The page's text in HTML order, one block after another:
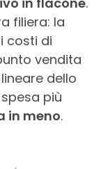
filiera: la
costi di
vendita
dello
più
in meno.